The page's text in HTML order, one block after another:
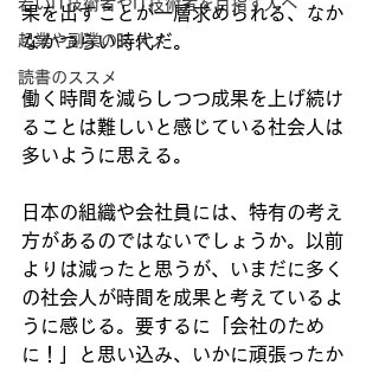
若いIT技術者やIT技術者を目指す人へ
起業や副業のススメ
読書のススメ
果を出すことが一層求められる、なか
なかつらい時代だ。
働く時間を減らしつつ成果を上げ続け
ることは難しいと感じている社会人は
多いように思える。
日本の組織や会社員には、特有の考え
方があるのではないでしょうか。以前
よりは減ったと思うが、いまだに多く
の社会人が時間を成果と考えているよ
うに感じる。要するに「会社のため
に！」と思い込み、いかに頑張ったか